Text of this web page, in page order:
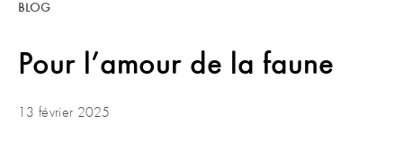
Pour l’amour de la faune
BLOG
13 février 2025